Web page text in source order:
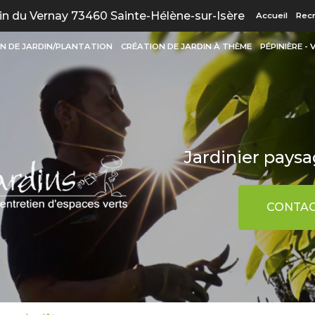
du Vernay 73460 Sainte-Hélène-sur-Isère Accueil
DE JARDIN/PLANTATION CRÉATION DE JARDIN À THÈME PÉPINIÈRE -
Jardinier